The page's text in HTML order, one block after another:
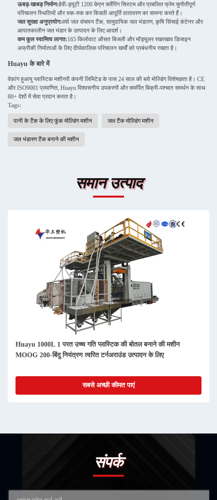
ऊबड़-खाबड़ निर्माण:हेवी-ड्यूटी 1200 केएन क्लैंपिंग सिस्टम और प्रबलित फ्रेम चुनौतीपूर्ण
परिचालन स्थितियों और रुक-रुक कर बिजली आपूर्ति वातावरण का सामना करते हैं।
जल सुरक्षा अनुप्रयोग:वर्षा जल संचयन टैंक, सामुदायिक जल भंडारण, कृषि सिंचाई कंटेनर और
आपातकालीन जल भंडार के उत्पादन के लिए आदर्श।
कम कुल स्वामित्व लागत:165 किलोवाट औसत बिजली और मॉड्यूलर रखरखाव डिजाइन
अफ्रीकी निर्माताओं के लिए दीर्घकालिक परिचालन खर्चों को प्रबंधनीय रखता है।
Huayu के बारे में
वेफ़ांग हुआयु प्लास्टिक मशीनरी कंपनी लिमिटेड के पास 24 साल की ब्लो मोल्डिंग विशेषज्ञता है। CE
और ISO9001 प्रमाणित, Huayu विश्वसनीय उपकरणों और समर्पित बिक्री-पश्चात समर्थन के साथ
80+ देशों में सेवा प्रदान करता है।
Tags:
पानी के टैंक के लिए फूंक मोल्डिंग मशीन जल टैंक मोल्डिंग मशीन
जल भंडारण टैंक बनाने की मशीन
समान उत्पाद
Huayu 1000L 1 परत उच्च गति प्लास्टिक की बोतल बनाने की मशीन
MOOG 200-बिंदु नियंत्रण त्वरित टर्नअराउंड उत्पादन के लिए
सबसे अच्छी कीमत पाएं
संपर्क